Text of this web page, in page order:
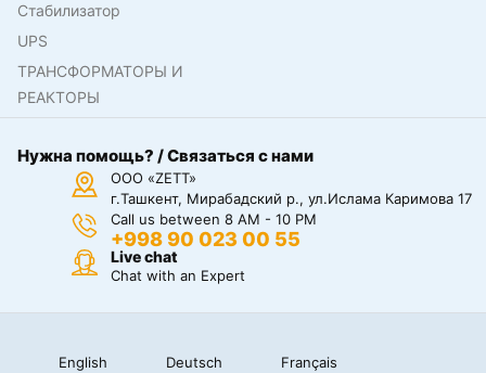
Стабилизатор
UPS
ТРАНСФОРМАТОРЫ И
РЕАКТОРЫ
Нужна помощь? / Связаться с нами
ООО «ZETT»
г.Ташкент, Мирабадский р., ул.Ислама Каримова 17
Call us between 8 AM - 10 PM
+998 90 023 00 55
Live chat
Chat with an Expert
English Deutsch Français